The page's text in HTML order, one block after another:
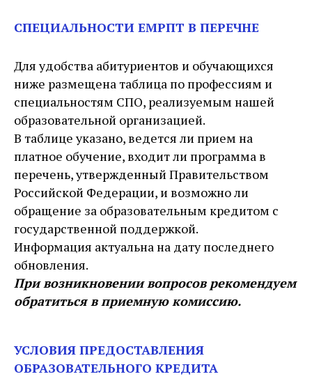
СПЕЦИАЛЬНОСТИ ЕМРПТ В ПЕРЕЧНЕ
Для удобства абитуриентов и обучающихся
ниже размещена таблица по профессиям и
специальностям СПО, реализуемым нашей
образовательной организацией.
В таблице указано, ведется ли прием на
платное обучение, входит ли программа в
перечень, утвержденный Правительством
Российской Федерации, и возможно ли
обращение за образовательным кредитом с
государственной поддержкой.
Информация актуальна на дату последнего
обновления.
При возникновении вопросов рекомендуем
обратиться в приемную комиссию.
УСЛОВИЯ ПРЕДОСТАВЛЕНИЯ
ОБРАЗОВАТЕЛЬНОГО КРЕДИТА